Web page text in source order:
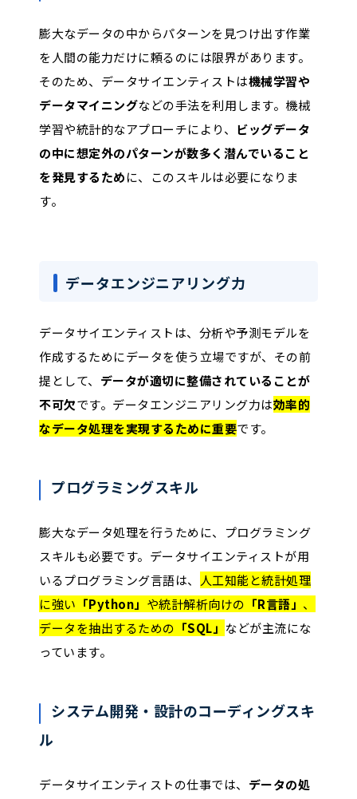
膨大なデータの中からパターンを見つけ出す作業
を人間の能力だけに頼るのには限界があります。
そのため、データサイエンティストは機械学習や
データマイニングなどの手法を利用します。機械
学習や統計的なアプローチにより、 ビッグデータ
の中に想定外のパターンが数多く潜んでいること
を発見するために、このスキルは必要になりま
す。
データエンジニアリング力
データサイエンティストは、分析や予測モデルを
作成するためにデータを使う立場ですが、その前
提として、 データが適切に整備されていることが
不可欠です。データエンジニアリング力は効率的
なデータ処理を実現するために重要です。
プログラミングスキル
膨大なデータ処理を行うために、プログラミング
スキルも必要です。データサイエンティストが用
いるプログラミング言語は、 人工知能と統計処理
に強い 「Python」 や統計解析向けの 「R言語」 、
データを抽出するための 「SQL」 などが主流にな
っています。
システム開発・設計のコーディングスキ
ル
データサイエンティストの仕事では、 データの処